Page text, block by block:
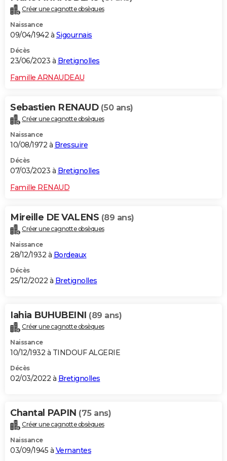
Créer une cagnotte obsèques
Naissance
09/04/1942 à Sigournais
Décès
23/06/2023 à Bretignolles
Famille ARNAUDEAU
Sebastien RENAUD (50 ans)
Créer une cagnotte obsèques
Naissance
10/08/1972 à Bressuire
Décès
07/03/2023 à Bretignolles
Famille RENAUD
Mireille DE VALENS (89 ans)
Créer une cagnotte obsèques
Naissance
28/12/1932 à Bordeaux
Décès
25/12/2022 à Bretignolles
Iahia BUHUBEINI (89 ans)
Créer une cagnotte obsèques
Naissance
10/12/1932 à TINDOUF ALGERIE
Décès
02/03/2022 à Bretignolles
Chantal PAPIN (75 ans)
Créer une cagnotte obsèques
Naissance
03/09/1945 à Vernantes